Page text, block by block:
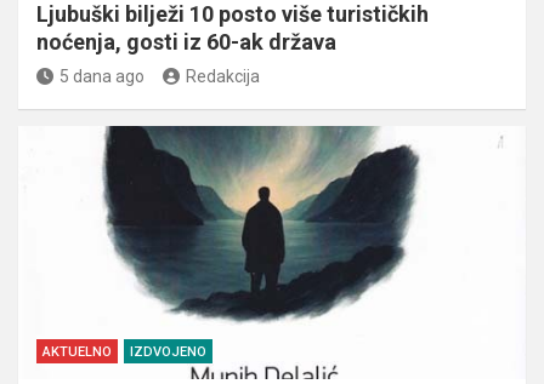
Ljubuški bilježi 10 posto više turističkih
noćenja, gosti iz 60-ak država
5 dana ago Redakcija
AKTUELNO IZDVOJENO